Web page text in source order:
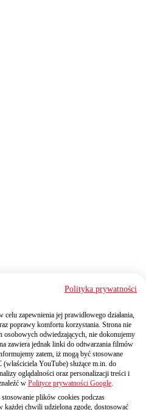
Polityka prywatności
zapewnienia jej prawidłowego działania,
poprawy komfortu korzystania. Strona nie
osobowych odwiedzających, nie dokonujemy
zawiera jednak linki do odtwarzania filmów
zatem, iż mogą być stosowane
YouTube) służące m.in. do
oglądalności oraz personalizacji treści i
w Polityce prywatności Google.
plików cookies podczas
każdej chwili udzieloną zgodę, dostosować